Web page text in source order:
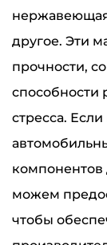
другое. Эти
прочности,
способности
стресса.
можем
чтобы